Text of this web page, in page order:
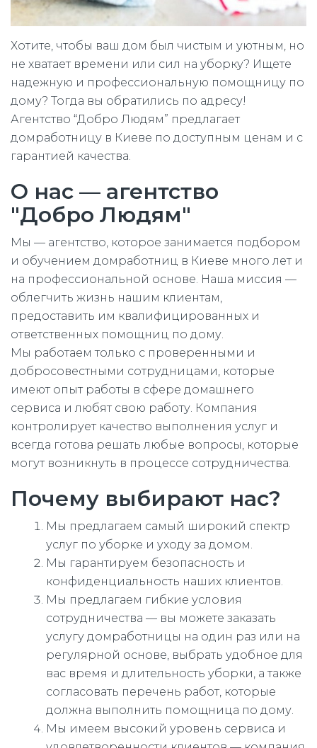
Хотите, чтобы ваш дом был чистым и уютным, но
не хватает времени или сил на уборку? Ищете
надежную и профессиональную помощницу по
дому? Тогда вы обратились по адресу!
Агентство “Добро Людям” предлагает
домработницу в Киеве по доступным ценам и с
гарантией качества.
О нас — агентство
"Добро Людям"
Мы — агентство, которое занимается подбором
и обучением домработниц в Киеве много лет и
на профессиональной основе. Наша миссия —
облегчить жизнь нашим клиентам,
предоставить им квалифицированных и
ответственных помощниц по дому.
Мы работаем только с проверенными и
добросовестными сотрудницами, которые
имеют опыт работы в сфере домашнего
сервиса и любят свою работу. Компания
контролирует качество выполнения услуг и
всегда готова решать любые вопросы, которые
могут возникнуть в процессе сотрудничества.
Почему выбирают нас?
Мы предлагаем самый широкий спектр
услуг по уборке и уходу за домом.
Мы гарантируем безопасность и
конфиденциальность наших клиентов.
Мы предлагаем гибкие условия
сотрудничества — вы можете заказать
услугу домработницы на один раз или на
регулярной основе, выбрать удобное для
вас время и длительность уборки, а также
согласовать перечень работ, которые
должна выполнить помощница по дому.
Мы имеем высокий уровень сервиса и